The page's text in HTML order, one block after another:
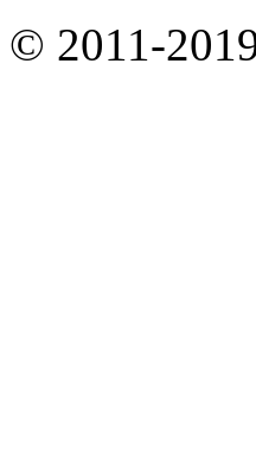
© 2011-